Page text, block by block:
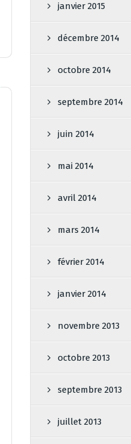
janvier 2015
décembre 2014
octobre 2014
septembre 2014
juin 2014
mai 2014
avril 2014
mars 2014
février 2014
janvier 2014
novembre 2013
octobre 2013
septembre 2013
juillet 2013